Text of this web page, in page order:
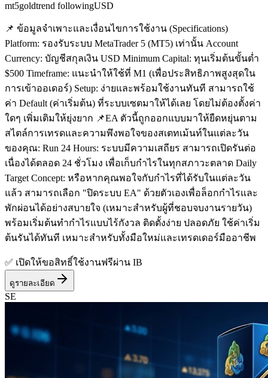
mt5goldtrend followingUSD
📌 ข้อมูลจำเพาะและเงื่อนไขการใช้งาน (Specifications)
Platform: รองรับระบบ MetaTrader 5 (MT5) เท่านั้น Account
Currency: บัญชีสกุลเงิน USD Minimum Capital: ทุนเริ่มต้นขั้นต่ำ
$500 Timeframe: แนะนำให้ใช้ที่ M1 (เพื่อประสิทธิภาพสูงสุดใน
การเข้าออเดอร์) Setup: ง่ายและพร้อมใช้งานทันที สามารถใช้
ค่า Default (ค่าเริ่มต้น) ที่ระบบเซตมาให้ได้เลย โดยไม่ต้องตั้งค่า
ใดๆ เพิ่มเติมให้ยุ่งยาก 📌EA ตัวนี้ถูกออกแบบมาให้ยืดหยุ่นตาม
สไตล์การเทรดและความพึงพอใจของสเตทเม้นท์ในแต่ละวัน
ของคุณ: Run 24 Hours: ระบบมีความเสถียร สามารถเปิดรันต่อ
เนื่องได้ตลอด 24 ชั่วโมง เพื่อเก็บกำไรในทุกสภาวะตลาด Daily
Target Concept: หรือหากคุณพอใจกับกำไรที่ได้รับในแต่ละวัน
แล้ว สามารถเลือก "ปิดระบบ EA" ด้วยตัวเองเพื่อล็อกกำไรและ
พักผ่อนได้อย่างสบายใจ (เหมาะสำหรับผู้ที่ชอบจบงานรายวัน)
พร้อมเริ่มต้นทำกำไรแบบไร้กังวล ติดตั้งง่าย ปลอดภัย ใช้ค่าเริ่ม
ต้นรันได้ทันที เหมาะสำหรับทั้งมือใหม่และเทรดเดอร์มืออาชีพ
✅ เปิดให้ขอสิทธิ์ใช้งานฟรีผ่าน IB
ดูรายละเอียด
SE